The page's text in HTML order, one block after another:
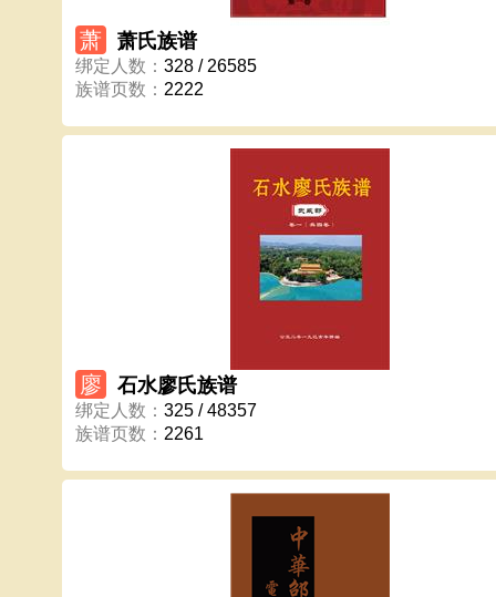
萧 萧氏族谱
绑定人数 ： 328 / 26585
族谱页数 ： 2222
廖 石水廖氏族谱
绑定人数 ： 325 / 48357
族谱页数 ： 2261